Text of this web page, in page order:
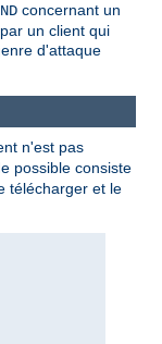
concernant un
un client qui
d'attaque
n'est pas
possible consiste
télécharger et le